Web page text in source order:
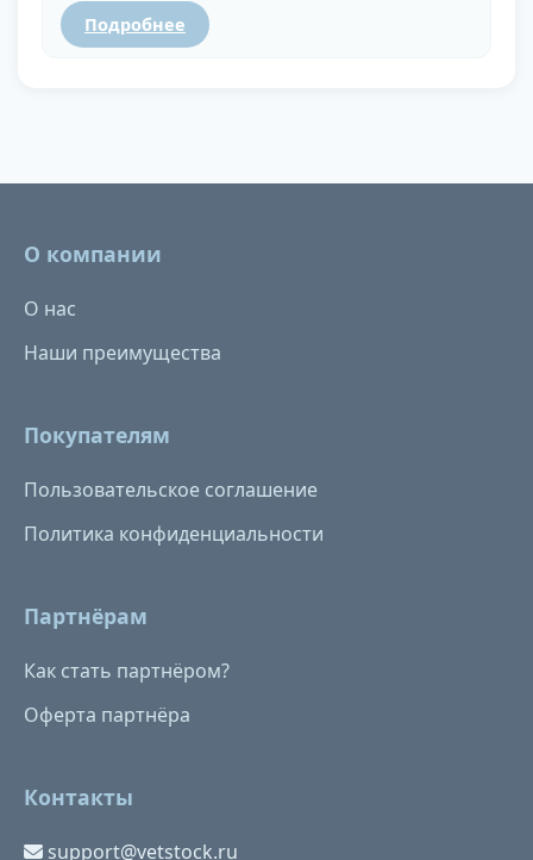
Подробнее
О компании
О нас
Наши преимущества
Покупателям
Пользовательское соглашение
Политика конфиденциальности
Партнёрам
Как стать партнёром?
Оферта партнёра
Контакты
support@vetstock.ru